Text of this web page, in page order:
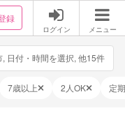
録
ログイン メニュー
日付・時間を選択, 他15件
7歳以上 2人OK 定